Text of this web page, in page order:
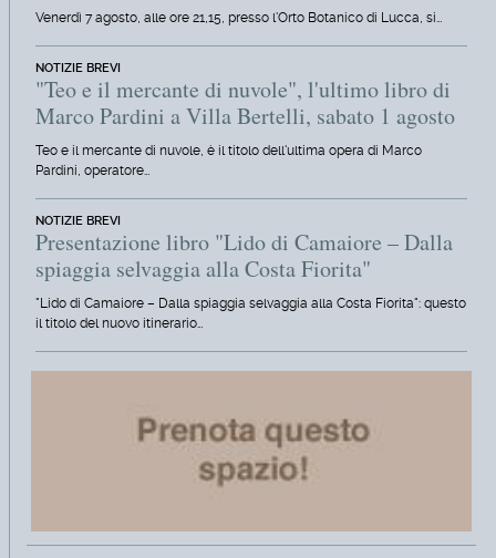
Venerdì 7 agosto, alle ore 21,15, presso l'Orto Botanico di Lucca, si…
NOTIZIE BREVI
"Teo e il mercante di nuvole", l'ultimo libro di
Marco Pardini a Villa Bertelli, sabato 1 agosto
Teo e il mercante di nuvole, è il titolo dell'ultima opera di Marco
Pardini, operatore…
NOTIZIE BREVI
Presentazione libro "Lido di Camaiore – Dalla
spiaggia selvaggia alla Costa Fiorita"
"Lido di Camaiore – Dalla spiaggia selvaggia alla Costa Fiorita": questo
il titolo del nuovo itinerario…